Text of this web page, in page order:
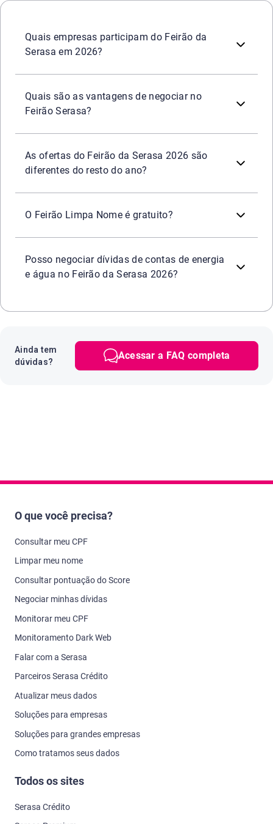
Quais empresas participam do Feirão da
Serasa em 2026?
Quais são as vantagens de negociar no
Feirão Serasa?
Mais de 2.200 empresas parceiraspara negociar;
Descontos de até 99%
Praticidade e segurançaem todos os canais oficiais da
As ofertas do Feirão da Serasa 2026 são
diferentes do resto do ano?
O Feirão Limpa Nome é gratuito?
Posso negociar dívidas de contas de energia
e água no Feirão da Serasa 2026?
Ainda tem
dúvidas?
Acessar a FAQ completa
O que você precisa?
Consultar meu CPF
Limpar meu nome
Consultar pontuação do Score
Negociar minhas dívidas
Monitorar meu CPF
Monitoramento Dark Web
Falar com a Serasa
Parceiros Serasa Crédito
Atualizar meus dados
Soluções para empresas
Soluções para grandes empresas
Como tratamos seus dados
Todos os sites
Serasa Crédito